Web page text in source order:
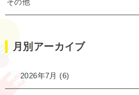
その他
月別アーカイブ
2026年7月 (6)